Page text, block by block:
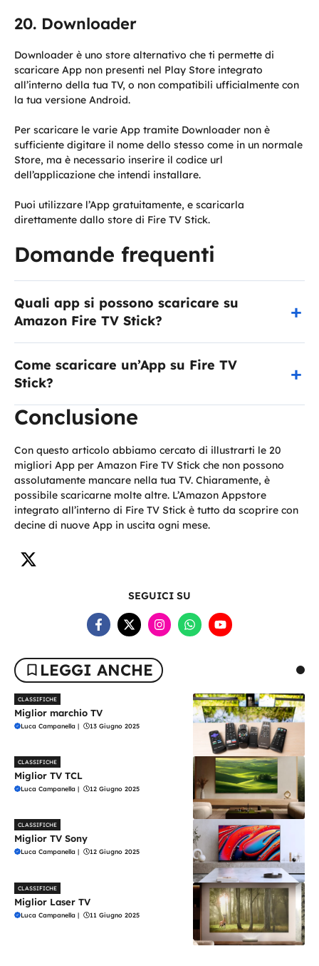
Downloader
Downloader è uno store alternativo che ti permette di
scaricare App non presenti nel Play Store integrato
all’interno della tua TV, o non compatibili ufficialmente con
la tua versione Android.
Per scaricare le varie App tramite Downloader non è
sufficiente digitare il nome dello stesso come in un normale
Store, ma è necessario inserire il codice url
dell’applicazione che intendi installare.
Puoi utilizzare l’App gratuitamente, e scaricarla
direttamente dallo store di Fire TV Stick.
Domande frequenti
Quali app si possono scaricare su
Amazon Fire TV Stick?
Come scaricare un’App su Fire TV
Stick?
Conclusione
Con questo articolo abbiamo cercato di illustrarti le 20
migliori App per Amazon Fire TV Stick che non possono
assolutamente mancare nella tua TV. Chiaramente, è
possibile scaricarne molte altre. L’Amazon Appstore
integrato all’interno di Fire TV Stick è tutto da scoprire con
decine di nuove App in uscita ogni mese.
SEGUICI SU
LEGGI ANCHE
CLASSIFICHE
Miglior marchio TV
Luca Campanella | 13 Giugno 2025
CLASSIFICHE
Miglior TV TCL
Luca Campanella | 12 Giugno 2025
CLASSIFICHE
Miglior TV Sony
Luca Campanella | 12 Giugno 2025
CLASSIFICHE
Miglior Laser TV
Luca Campanella | 11 Giugno 2025